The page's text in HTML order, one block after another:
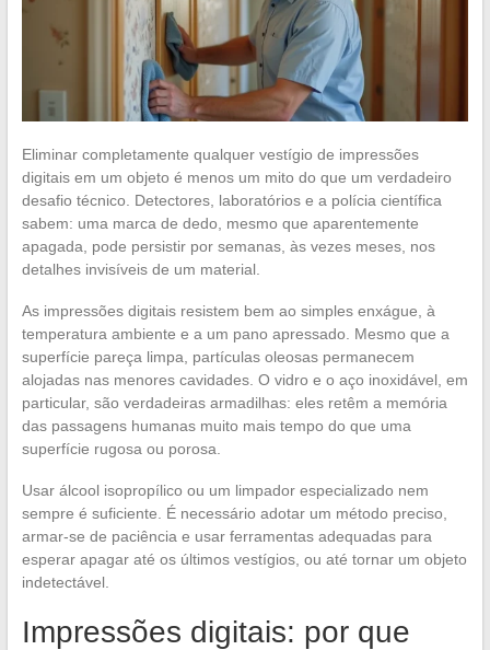
Eliminar completamente qualquer vestígio de impressões
digitais em um objeto é menos um mito do que um verdadeiro
desafio técnico. Detectores, laboratórios e a polícia científica
sabem: uma marca de dedo, mesmo que aparentemente
apagada, pode persistir por semanas, às vezes meses, nos
detalhes invisíveis de um material.
As impressões digitais resistem bem ao simples enxágue, à
temperatura ambiente e a um pano apressado. Mesmo que a
superfície pareça limpa, partículas oleosas permanecem
alojadas nas menores cavidades. O vidro e o aço inoxidável, em
particular, são verdadeiras armadilhas: eles retêm a memória
das passagens humanas muito mais tempo do que uma
superfície rugosa ou porosa.
Usar álcool isopropílico ou um limpador especializado nem
sempre é suficiente. É necessário adotar um método preciso,
armar-se de paciência e usar ferramentas adequadas para
esperar apagar até os últimos vestígios, ou até tornar um objeto
indetectável.
Impressões digitais: por que